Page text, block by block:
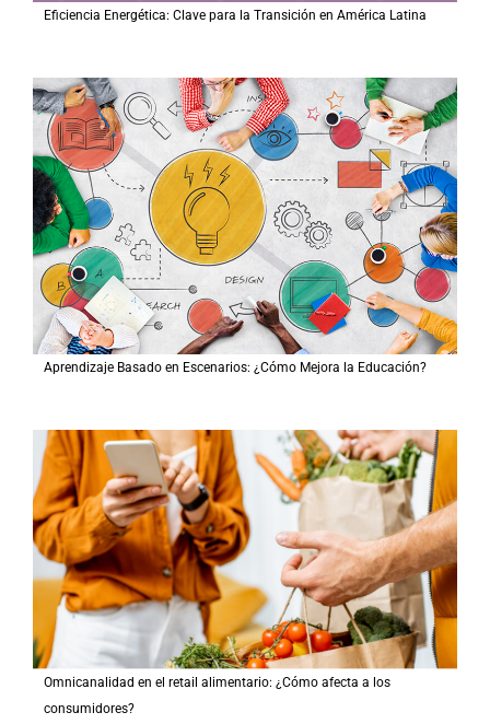
Eficiencia Energética: Clave para la Transición en América Latina
Aprendizaje Basado en Escenarios: ¿Cómo Mejora la Educación?
Omnicanalidad en el retail alimentario: ¿Cómo afecta a los
consumidores?